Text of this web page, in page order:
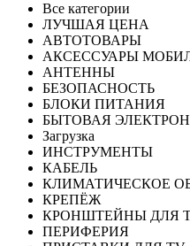
Все категории
ЛУЧШАЯ ЦЕНА
АВТОТОВАРЫ
АКСЕССУАРЫ
АНТЕННЫ
БЕЗОПАСНОСТЬ
БЛОКИ ПИТАНИЯ
БЫТОВАЯ
Загрузка
ИНСТРУМЕНТЫ
КАБЕЛЬ
КЛИМАТИЧЕСКОЕ
КРЕПЁЖ
КРОНШТЕЙНЫ ДЛЯ
ПЕРИФЕРИЯ